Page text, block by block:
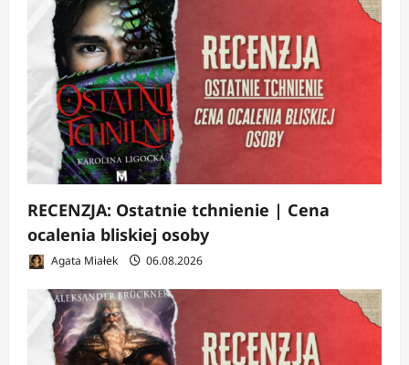
RECENZJA: Ostatnie tchnienie | Cena
ocalenia bliskiej osoby
Agata Miałek 06.08.2026